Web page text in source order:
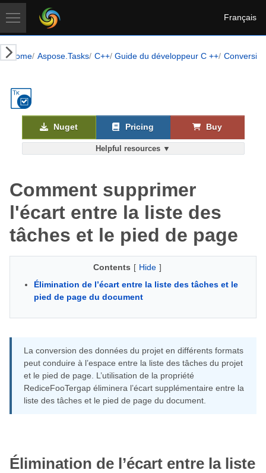
Français
Home Aspose.Tasks C++ Guide du développeur C ++
Helpful resources ▼
Nuget Pricing Buy
Comment supprimer
l'écart entre la liste des
tâches et le pied de page
Contents [ Hide ]
Élimination de l’écart entre la liste des tâches et le
pied de page du document
La conversion des données du projet en différents formats
peut conduire à l’espace entre la liste des tâches du projet
et le pied de page. L’utilisation de la propriété
RediceFooTergap éliminera l’écart supplémentaire entre la
liste des tâches et le pied de page du document.
Élimination de l’écart entre la liste